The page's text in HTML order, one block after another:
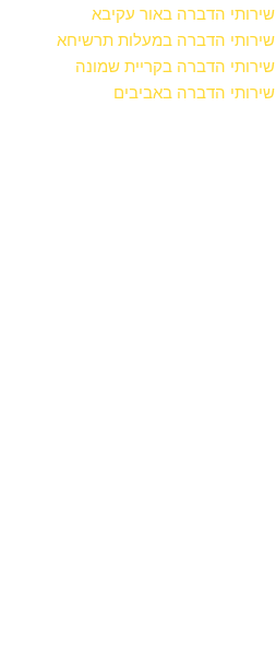
שירותי הדברה באור עקיבא
שירותי הדברה במעלות תרשיחא
שירותי הדברה בקריית שמונה
שירותי הדברה באביבים